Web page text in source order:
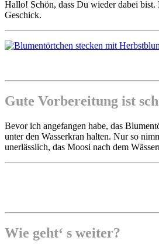
Hallo! Schön, dass Du wieder dabei
Geschick.
Gute Vorbereitung ist
Bevor ich angefangen habe, das
unter den Wasserkran halten. Nur so
unerlässlich, das Moosi nach dem
Wie geht‘ s weiter?